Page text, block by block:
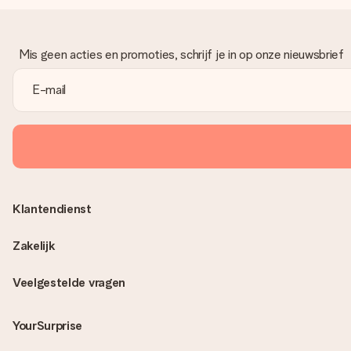
Mis geen acties en promoties, schrijf je in op onze nieuwsbrief
Veelgestelde vragen
YourSurprise
Klantendienst
Zakelijk